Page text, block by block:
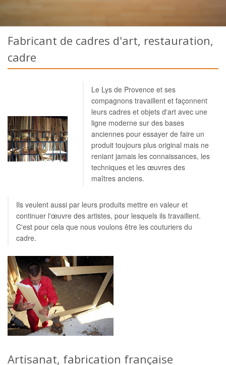
Fabricant de cadres d'art, restauration,
cadre
Le Lys de Provence et ses
compagnons travaillent et façonnent
leurs cadres et objets d'art avec une
ligne moderne sur des bases
anciennes pour essayer de faire un
produit toujours plus original mais ne
reniant jamais les connaissances, les
techniques et les œuvres des
maîtres anciens.
Ils veulent aussi par leurs produits mettre en valeur et
continuer l'œuvre des artistes, pour lesquels ils travaillent.
C'est pour cela que nous voulons être les couturiers du
cadre.
Artisanat, fabrication française